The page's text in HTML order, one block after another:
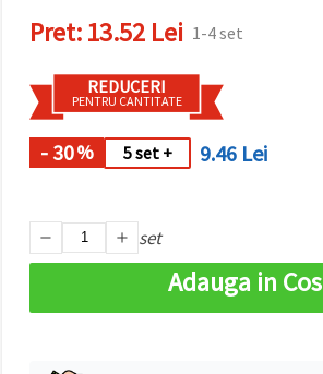
clic pe
"acceptati
indicați
preferințele
selectând
un tip de
pe butonul
"Salvați"
Аcceptati
Pret:13.52 Lei 1-4 set
REDUCERI
PENTRU CANTITATE
- 30% 5 set + 9.46 Lei
set
Adauga in Cos